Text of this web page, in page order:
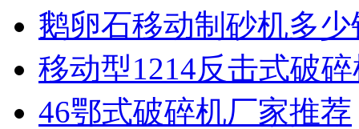
鹅卵石移动制砂机多
移动型1214反击式破
46鄂式破碎机厂家推荐